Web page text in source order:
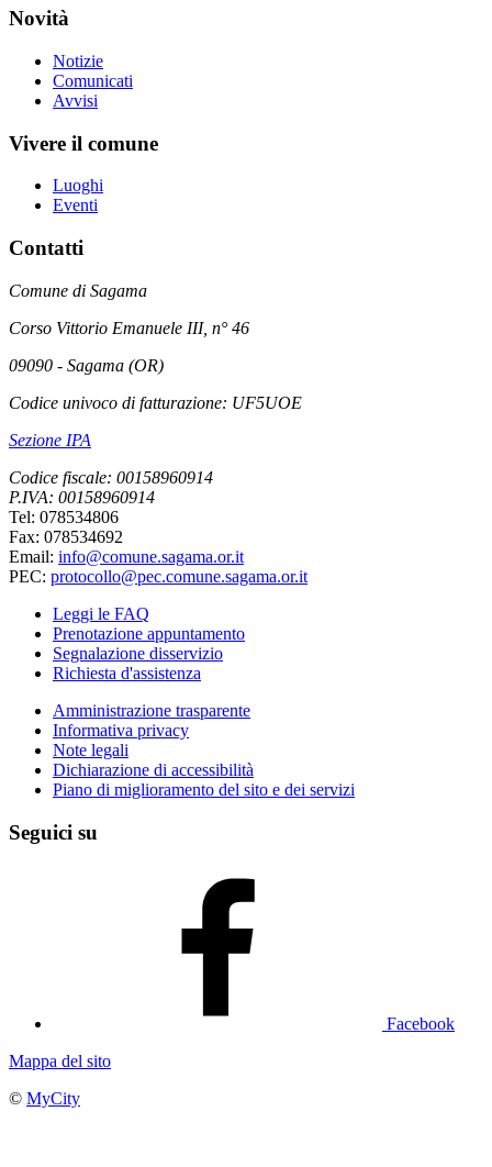
Novità
Notizie
Comunicati
Avvisi
Vivere il comune
Luoghi
Eventi
Contatti
Comune di Sagama
Corso Vittorio Emanuele III, n° 46
09090 - Sagama (OR)
Codice univoco di fatturazione: UF5UOE
Sezione IPA
Codice fiscale: 00158960914
P.IVA: 00158960914
Tel: 078534806
Fax: 078534692
Email: info@comune.sagama.or.it
PEC: protocollo@pec.comune.sagama.or.it
Leggi le FAQ
Prenotazione appuntamento
Segnalazione disservizio
Richiesta d'assistenza
Amministrazione trasparente
Informativa privacy
Note legali
Dichiarazione di accessibilità
Piano di miglioramento del sito e dei servizi
Seguici su
Facebook
Mappa del sito
© MyCity